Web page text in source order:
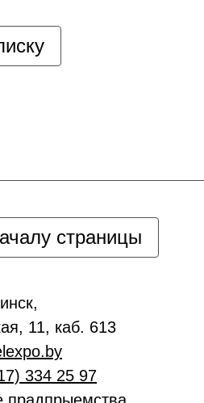
страницы
11, каб. 613
334 25 97
прадпрыемства